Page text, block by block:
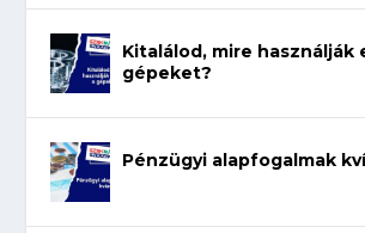
Kitalálod, mire használják
gépeket?
Pénzügyi alapfogalmak